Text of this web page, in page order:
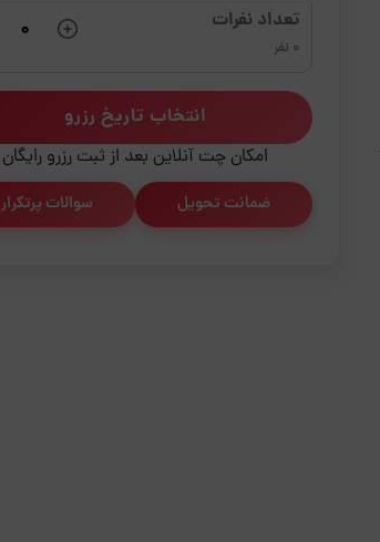
تعداد نفرات
0 نفر
انتخاب تاریخ رزرو
امکان چت آنلاین بعد از ثبت رزرو رایگان
ضمانت تحویل سوالات پرتکرار